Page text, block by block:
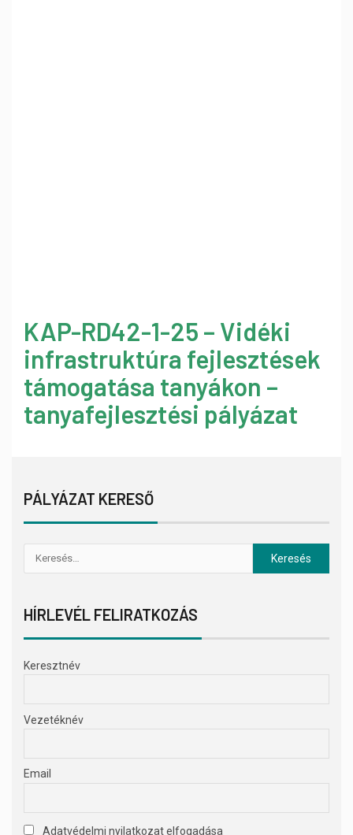
KAP-RD42-1-25 – Vidéki
infrastruktúra fejlesztések
támogatása tanyákon –
tanyafejlesztési pályázat
PÁLYÁZAT KERESŐ
HÍRLEVÉL FELIRATKOZÁS
Keresztnév
Vezetéknév
Email
Adatvédelmi nyilatkozat elfogadása